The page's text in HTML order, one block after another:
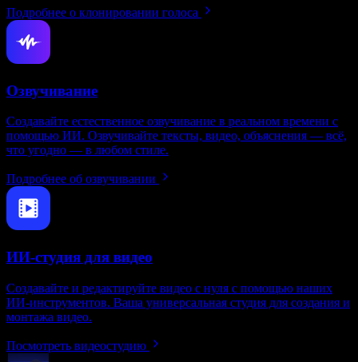
Подробнее о клонировании голоса
Озвучивание
Создавайте естественное озвучивание в реальном времени с
помощью ИИ. Озвучивайте тексты, видео, объяснения — всё,
что угодно — в любом стиле.
Подробнее об озвучивании
ИИ-студия для видео
Создавайте и редактируйте видео с нуля с помощью наших
ИИ‑инструментов. Ваша универсальная студия для создания и
монтажа видео.
Посмотреть видеостудию